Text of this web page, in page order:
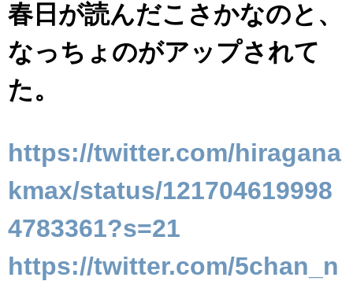
春日が読んだこさかなのと、
なっちょのがアップされて
た。
https://twitter.com/hiragana
kmax/status/121704619998
4783361?s=21
https://twitter.com/5chan_n